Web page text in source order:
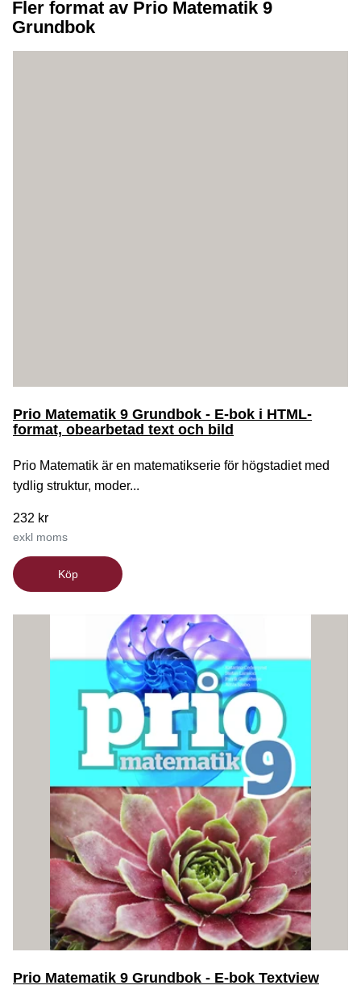
Fler format av Prio Matematik 9
Grundbok
Prio Matematik 9 Grundbok - E-bok i HTML-
format, obearbetad text och bild
Prio Matematik är en matematikserie för högstadiet med
tydlig struktur, moder...
232 kr
exkl moms
Köp
Prio Matematik 9 Grundbok - E-bok Textview